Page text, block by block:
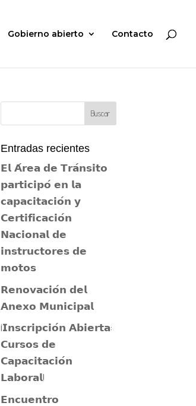
Gobierno abierto Contacto
Entradas recientes
𝗘𝗹 𝗔́𝗿𝗲𝗮 𝗱𝗲 𝗧𝗿𝗮́𝗻𝘀𝗶𝘁𝗼
𝗽𝗮𝗿𝘁𝗶𝗰𝗶𝗽𝗼́ 𝗲𝗻 𝗹𝗮
𝗰𝗮𝗽𝗮𝗰𝗶𝘁𝗮𝗰𝗶𝗼́𝗻 𝘆
𝗖𝗲𝗿𝘁𝗶𝗳𝗶𝗰𝗮𝗰𝗶𝗼́𝗻
𝗡𝗮𝗰𝗶𝗼𝗻𝗮𝗹 𝗱𝗲
𝗶𝗻𝘀𝘁𝗿𝘂𝗰𝘁𝗼𝗿𝗲𝘀 𝗱𝗲
𝗺𝗼𝘁𝗼𝘀
𝗥𝗲𝗻𝗼𝘃𝗮𝗰𝗶𝗼́𝗻 𝗱𝗲𝗹
𝗔𝗻𝗲𝘅𝗼 𝗠𝘂𝗻𝗶𝗰𝗶𝗽𝗮𝗹
¡𝗜𝗻𝘀𝗰𝗿𝗶𝗽𝗰𝗶𝗼́𝗻 𝗔𝗯𝗶𝗲𝗿𝘁𝗮:
𝗖𝘂𝗿𝘀𝗼𝘀 𝗱𝗲
𝗖𝗮𝗽𝗮𝗰𝗶𝘁𝗮𝗰𝗶𝗼́𝗻
𝗟𝗮𝗯𝗼𝗿𝗮𝗹!
𝗘𝗻𝗰𝘂𝗲𝗻𝘁𝗿𝗼